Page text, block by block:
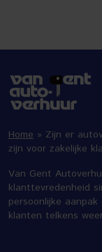
Home » Zijn er
zijn voor zakelijke
Van Gent
klanttevredenheid
persoonlijke
klanten telkens